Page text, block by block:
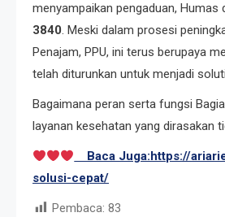
menyampaikan pengaduan, Humas
3840. Meski dalam prosesi
Penajam, PPU, ini terus berupaya
telah diturunkan untuk menjadi
Bagaimana peran serta fungsi
layanan kesehatan yang dirasakan
Baca Juga:https://
solusi-cepat/
Pembaca: 83